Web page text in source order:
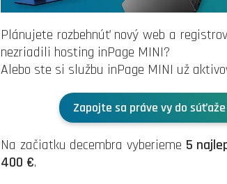
Plánujete rozbehnúť nový web a
nezriadili hosting inPage MINI?
Alebo ste si službu inPage MINI už
Zapojte sa práve vy do
Na začiatku decembra vyberieme 5
400 €.